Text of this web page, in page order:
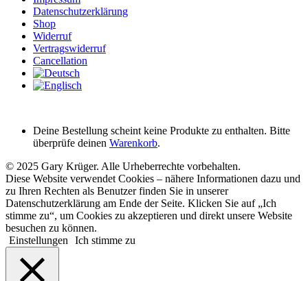
Datenschutzerklärung
Shop
Widerruf
Vertragswiderruf
Cancellation
Deine Bestellung scheint keine Produkte zu enthalten. Bitte
überprüfe deinen Warenkorb.
© 2025 Gary Krüger. Alle Urheberrechte vorbehalten.
Diese Website verwendet Cookies – nähere Informationen dazu und
zu Ihren Rechten als Benutzer finden Sie in unserer
Datenschutzerklärung am Ende der Seite. Klicken Sie auf „Ich
stimme zu“, um Cookies zu akzeptieren und direkt unsere Website
besuchen zu können.
Einstellungen
Ich stimme zu